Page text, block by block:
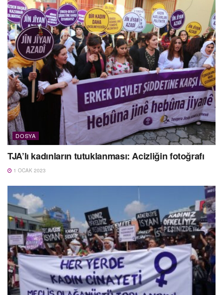
DOSYA
TJA’lı kadınların tutuklanması: Acizliğin fotoğrafı
1 OCAK 2023